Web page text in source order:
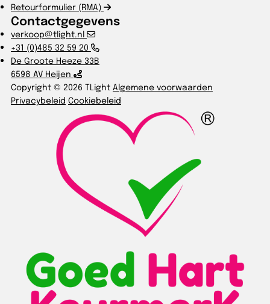
Retourformulier (RMA)
Contactgegevens
verkoop@tlight.nl
+31 (0)485 32 59 20
De Groote Heeze 33B
6598 AV Heijen
Copyright © 2026 TLight Algemene voorwaarden
Privacybeleid Cookiebeleid